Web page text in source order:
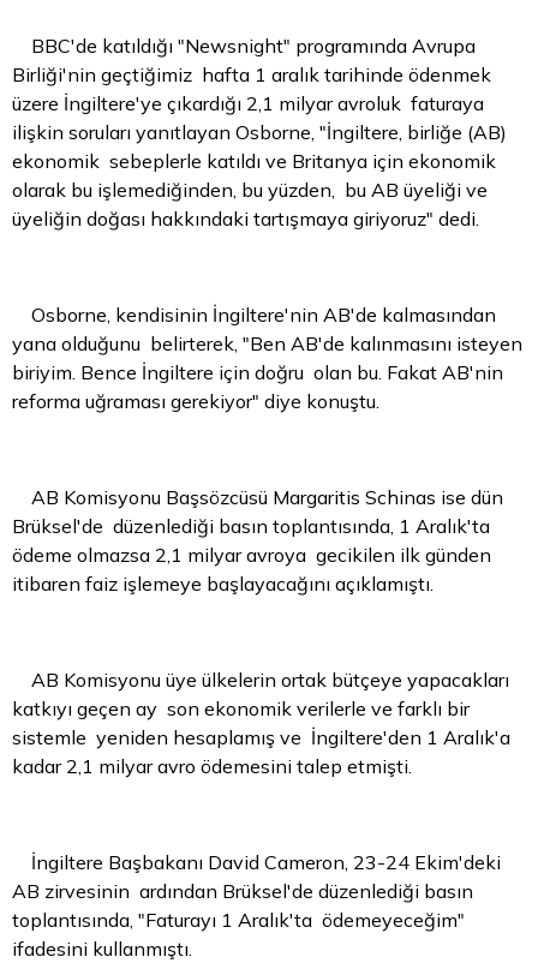
BBC'de katıldığı "Newsnight" programında Avrupa
Birliği'nin geçtiğimiz hafta 1 aralık tarihinde ödenmek
üzere İngiltere'ye çıkardığı 2,1 milyar avroluk faturaya
ilişkin soruları yanıtlayan Osborne, "İngiltere, birliğe (AB)
ekonomik sebeplerle katıldı ve Britanya için ekonomik
olarak bu işlemediğinden, bu yüzden, bu AB üyeliği ve
üyeliğin doğası hakkındaki tartışmaya giriyoruz" dedi.
Osborne, kendisinin İngiltere'nin AB'de kalmasından
yana olduğunu belirterek, "Ben AB'de kalınmasını isteyen
biriyim. Bence İngiltere için doğru olan bu. Fakat AB'nin
reforma uğraması gerekiyor" diye konuştu.
AB Komisyonu Başsözcüsü Margaritis Schinas ise dün
Brüksel'de düzenlediği basın toplantısında, 1 Aralık'ta
ödeme olmazsa 2,1 milyar avroya gecikilen ilk günden
itibaren faiz işlemeye başlayacağını açıklamıştı.
AB Komisyonu üye ülkelerin ortak bütçeye yapacakları
katkıyı geçen ay son ekonomik verilerle ve farklı bir
sistemle yeniden hesaplamış ve İngiltere'den 1 Aralık'a
kadar 2,1 milyar avro ödemesini talep etmişti.
İngiltere Başbakanı David Cameron, 23-24 Ekim'deki
AB zirvesinin ardından Brüksel'de düzenlediği basın
toplantısında, "Faturayı 1 Aralık'ta ödemeyeceğim"
ifadesini kullanmıştı.